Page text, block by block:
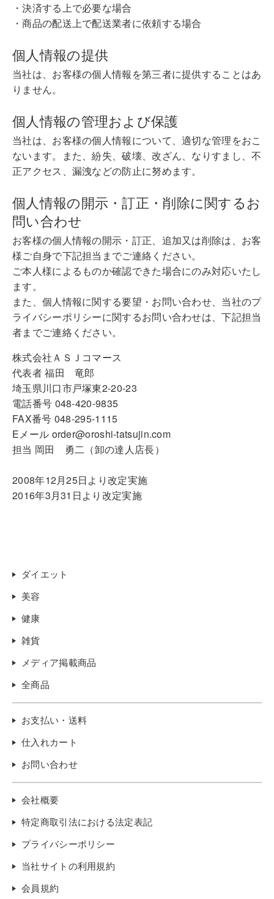
・決済する上で必要な場合
・商品の配送上で配送業者に依頼する場合
個人情報の提供
当社は、お客様の個人情報を第三者に提供することはあ
りません。
個人情報の管理および保護
当社は、お客様の個人情報について、適切な管理をおこ
ないます。また、紛失、破壊、改ざん、なりすまし、不
正アクセス、漏洩などの防止に努めます。
個人情報の開示・訂正・削除に関するお
問い合わせ
お客様の個人情報の開示・訂正、追加又は削除は、お客
様ご自身で下記担当までご連絡ください。
ご本人様によるものか確認できた場合にのみ対応いたし
ます。
また、個人情報に関する要望・お問い合わせ、当社のプ
ライバシーポリシーに関するお問い合わせは、下記担当
者までご連絡ください。
株式会社ＡＳＪコマース
代表者 福田 竜郎
埼玉県川口市戸塚東2-20-23
電話番号 048-420-9835
FAX番号 048-295-1115
Eメール order@oroshi-tatsujin.com
担当 岡田 勇二（卸の達人店長）
2008年12月25日より改定実施
2016年3月31日より改定実施
ダイエット
美容
健康
雑貨
メディア掲載商品
全商品
お支払い・送料
仕入れカート
お問い合わせ
会社概要
特定商取引法における法定表記
プライバシーポリシー
当社サイトの利用規約
会員規約